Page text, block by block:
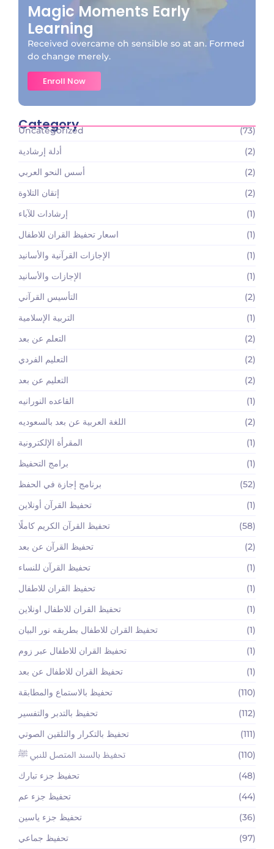
Magic Moments Early
Learning
Received overcame oh sensible so at an. Formed
do change merely.
Enroll Now
Category
Uncategorized
(73)
أدلة إرشادية
(2)
أسس النحو العربي
(2)
إتقان التلاوة
(2)
إرشادات للآباء
(1)
اسعار تحفيظ القران للاطفال
(1)
الإجازات القرآنية والأسانيد
(1)
الإجازات والأسانيد
(1)
التأسيس القرآني
(2)
التربية الإسلامية
(1)
التعلم عن بعد
(2)
التعليم الفردي
(2)
التعليم عن بعد
(2)
القاعده النورانيه
(1)
اللغة العربية عن بعد بالسعوديه
(2)
المقرأة الإلكترونية
(1)
برامج التحفيظ
(1)
برنامج إجازة في الحفظ
(52)
تحفيظ القرآن أونلاين
(1)
تحفيظ القرآن الكريم كاملًا
(58)
تحفيظ القرآن عن بعد
(2)
تحفيظ القرآن للنساء
(1)
تحفيظ القران للاطفال
(1)
تحفيظ القران للاطفال اونلاين
(1)
تحفيظ القران للاطفال بطريقه نور البيان
(1)
تحفيظ القران للاطفال عبر زوم
(1)
تحفيظ القران للاطفال عن بعد
(1)
تحفيظ بالاستماع والمطابقة
(110)
تحفيظ بالتدبر والتفسير
(112)
تحفيظ بالتكرار والتلقين الصوتي
(111)
تحفيظ بالسند المتصل للنبي ﷺ
(110)
تحفيظ جزء تبارك
(48)
تحفيظ جزء عم
(44)
تحفيظ جزء ياسين
(36)
تحفيظ جماعي
(97)